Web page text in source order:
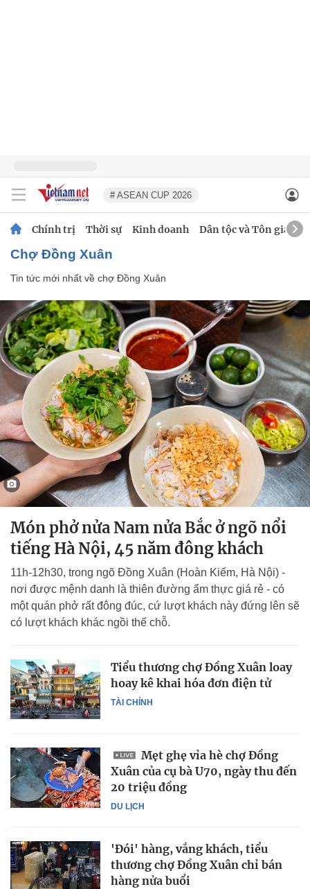
# ASEAN CUP 2026
Chính trị Thời sự Kinh doanh Dân tộc và Tôn giáo
chợ Đồng Xuân
Tin tức mới nhất về chợ Đồng Xuân
Món phở nửa Nam nửa Bắc ở ngõ nổi
tiếng Hà Nội, 45 năm đông khách
11h-12h30, trong ngõ Đồng Xuân (Hoàn Kiếm, Hà Nội) -
nơi được mệnh danh là thiên đường ẩm thực giá rẻ - có
một quán phở rất đông đúc, cứ lượt khách này đứng lên sẽ
có lượt khách khác ngồi thế chỗ.
TÀI CHÍNH
Tiểu thương chợ Đồng Xuân loay
hoay kê khai hóa đơn điện tử
DU LỊCH
Mẹt ghẹ vỉa hè chợ Đồng
Xuân của cụ bà U70, ngày thu đến
20 triệu đồng
'Đói' hàng, vắng khách, tiểu
thương chợ Đồng Xuân chỉ bán
hàng nửa buổi